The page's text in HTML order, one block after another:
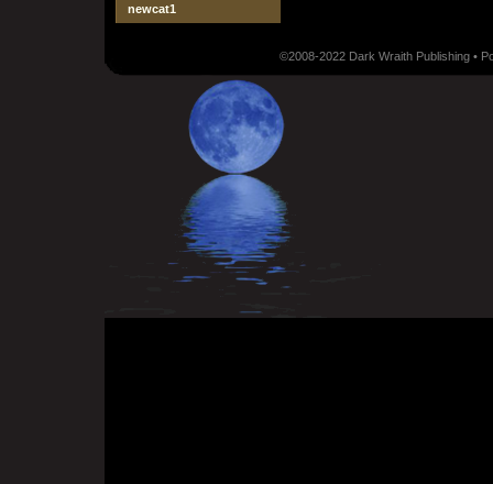
newcat1
©2008-2022 Dark Wraith Publishing •